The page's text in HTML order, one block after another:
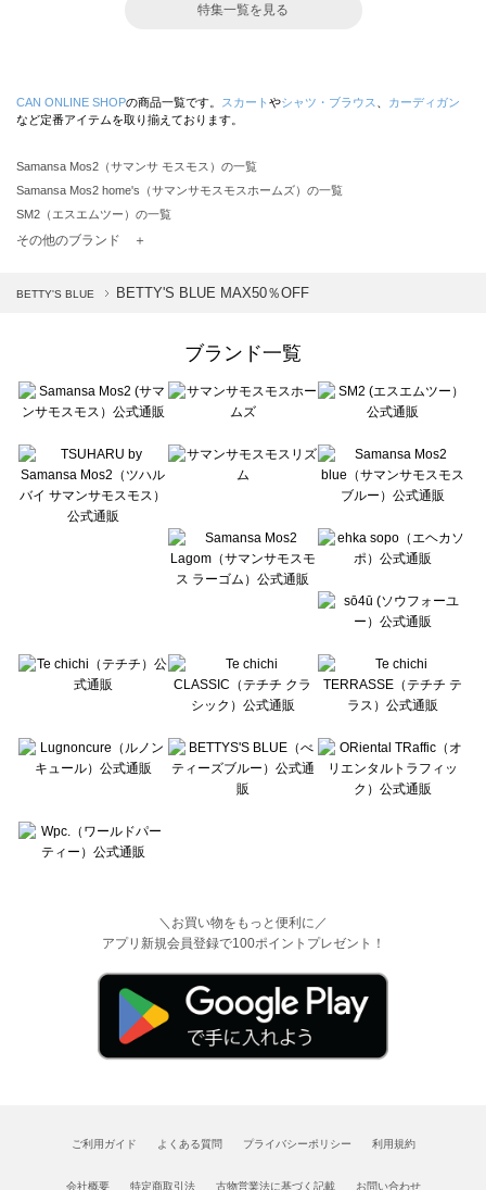
特集一覧を見る
CAN ONLINE SHOPの商品一覧です。 スカート やシャツ・ブラウス
カーディガン
など定番アイテムを取り揃えております。
Samansa Mos2（サマンサ モスモス）の一覧
Samansa Mos2 home's（サマンサモスモスホームズ）の一覧
SM2（エスエムツー）の一覧
TSUHARU by Samansa Mos2（ツハルバイサマンサモスモス）の一覧
Samansa Mos2 blue（サマンサモスモス ブルー）の一覧
Te chichi（テチチ）の一覧
Te chichi CLASSIC（テチチ クラシック）の一覧
Lugnoncure（ルノンキュール）の一覧
BETTY'S BLUE（べティーズブルー）の一覧
Wpc.（ワールドパーティー）の一覧
その他のブランド ＋
BETTY'S BLUE BETTY'S BLUE MAX50％OFF
ブランド一覧
＼お買い物をもっと便利に／
アプリ新規会員登録で100ポイントプレゼント！
ご利用ガイド よくある質問 プライバシーポリシー 利用規約
会社概要 特定商取引法 古物営業法に基づく記載 お問い合わせ